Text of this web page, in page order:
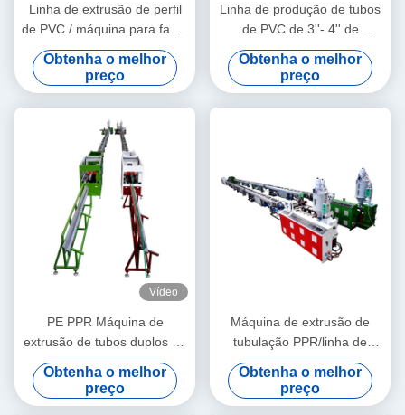
Linha de extrusão de perfil
de PVC / máquina para fazer
perfil de PVC
Obtenha o melhor
preço
Linha de produção de tubos
de PVC de 3''- 4'' de
qualidade estável com
extrusora de parafuso duplo
cônico HYZS65/132
Obtenha o melhor
preço
Vídeo
PE PPR Máquina de
extrusão de tubos duplos de
alta velocidade 16 - 32 MM
extrusora de parafuso único
SJ90/33
Obtenha o melhor
preço
Máquina de extrusão de
tubulação PPR/linha de
produção 20-63 da
tubulação PPR
Obtenha o melhor
preço